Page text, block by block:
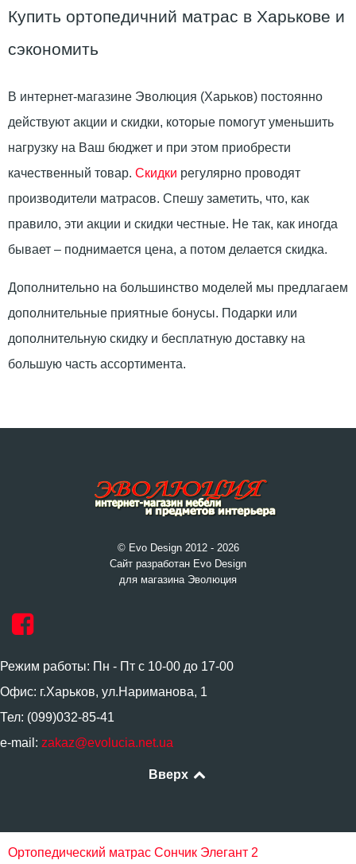
Купить ортопедичний матрас в Харькове и
сэкономить
В интернет-магазине Эволюция (Харьков) постоянно
действуют акции и скидки, которые помогут уменьшить
нагрузку на Ваш бюджет и при этом приобрести
качественный товар. Скидки регулярно проводят
производители матрасов. Спешу заметить, что, как
правило, эти акции и скидки честные. Не так, как иногда
бывает – поднимается цена, а потом делается скидка.
Дополнительно на большинство моделей мы предлагаем
дополнительные приятные бонусы. Подарки или
дополнительную скидку и бесплатную доставку на
большую часть ассортимента.
© Evo Design 2012 - 2026
Сайт разработан Evo Design
для магазина Эволюция
Режим работы: Пн - Пт с 10-00 до 17-00
Офис: г.Харьков, ул.Нариманова, 1
Тел: (099)032-85-41
e-mail: zakaz@evolucia.net.ua
Вверх
Ортопедический матрас Сончик Элегант 2